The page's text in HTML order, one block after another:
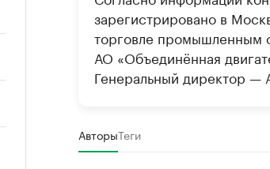
зарегистрировано в
торговле промышленным
АО «Объединённая
Генеральный директор —
АвторыТеги